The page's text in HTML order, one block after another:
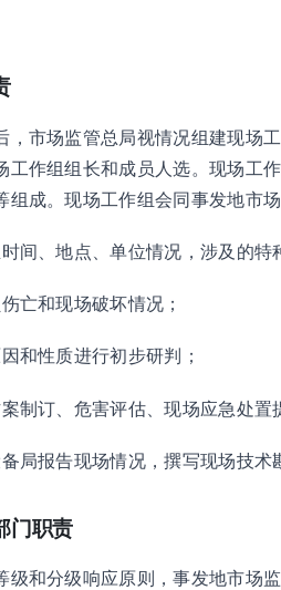
，市场监管总局视情况组建现场
工作组组长和成员人选。现场工
组成。现场工作组会同事发地市
时间、地点、单位情况，涉及的
亡和现场破坏情况；
和性质进行初步研判；
案制订、危害评估、现场应急处置
备局报告现场情况，撰写现场技术
门职责
级和分级响应原则，事发地市场